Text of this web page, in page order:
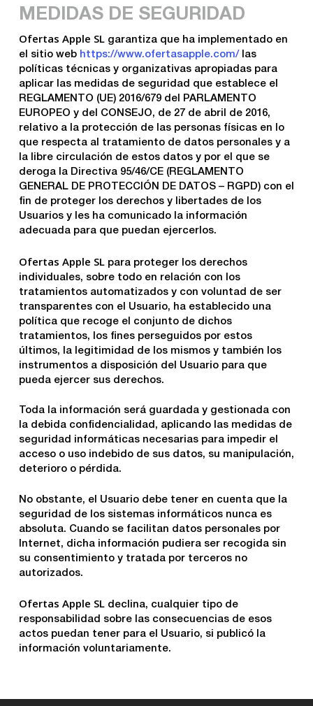
MEDIDAS DE SEGURIDAD
Ofertas Apple SLgarantiza que ha implementado en
el sitio web https://www.ofertasapple.com/las
políticas técnicas y organizativas apropiadas para
aplicar las medidas de seguridad que establece el
REGLAMENTO (UE) 2016/679 del PARLAMENTO
EUROPEO y del CONSEJO, de 27 de abril de 2016,
relativo a la protección de las personas físicas en lo
que respecta al tratamiento de datos personales y a
la libre circulación de estos datos y por el que se
deroga la Directiva 95/46/CE (REGLAMENTO
GENERAL DE PROTECCIÓN DE DATOS – RGPD) con el
fin de proteger los derechos y libertades de los
Usuarios y les ha comunicado la información
adecuada para que puedan ejercerlos.
Ofertas Apple SLpara proteger los derechos
individuales, sobre todo en relación con los
tratamientos automatizados y con voluntad de ser
transparentes con el Usuario, ha establecido una
política que recoge el conjunto de dichos
tratamientos, los fines perseguidos por estos
últimos, la legitimidad de los mismos y también los
instrumentos a disposición del Usuario para que
pueda ejercer sus derechos.
Toda la información será guardada y gestionada con
la debida confidencialidad, aplicando las medidas de
seguridad informáticas necesarias para impedir el
acceso o uso indebido de sus datos, su manipulación,
deterioro o pérdida.
No obstante, el Usuario debe tener en cuenta que la
seguridad de los sistemas informáticos nunca es
absoluta. Cuando se facilitan datos personales por
Internet, dicha información pudiera ser recogida sin
su consentimiento y tratada por terceros no
autorizados.
Ofertas Apple SLdeclina, cualquier tipo de
responsabilidad sobre las consecuencias de esos
actos puedan tener para el Usuario, si publicó la
información voluntariamente.